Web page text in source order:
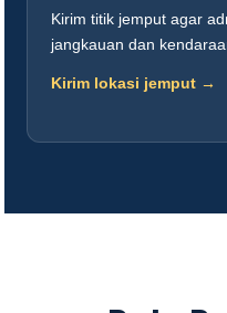
Kirim titik jemput agar
jangkauan dan
Kirim lokasi jemput →